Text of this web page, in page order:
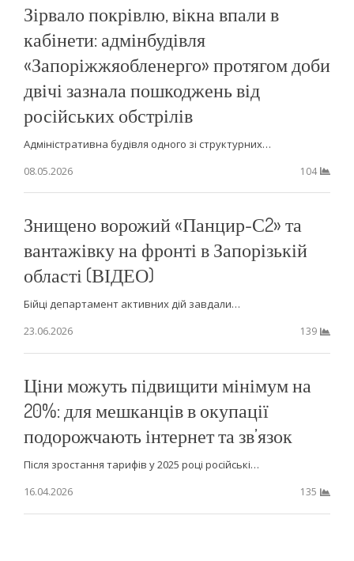
Зірвало покрівлю, вікна впали в
кабінети: адмінбудівля
«Запоріжжяобленерго» протягом доби
двічі зазнала пошкоджень від
російських обстрілів
Адміністративна будівля одного зі структурних…
08.05.2026
104
Знищено ворожий «Панцир-С2» та
вантажівку на фронті в Запорізькій
області (ВІДЕО)
Бійці департамент активних дій завдали…
23.06.2026
139
Ціни можуть підвищити мінімум на
20%: для мешканців в окупації
подорожчають інтернет та зв’язок
Після зростання тарифів у 2025 році російські…
16.04.2026
135